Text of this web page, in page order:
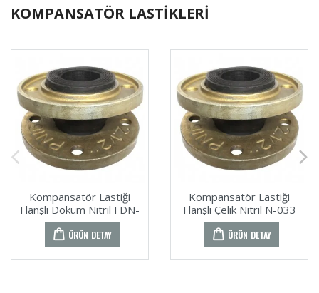
KOMPANSATÖR LASTIKLERI
Kompansatör Lastiği
Flanşlı Döküm Nitril FDN-
028
ÜRÜN DETAY
Kompansatör Lastiği
Flanşlı Çelik Nitril N-033
ÜRÜN DETAY